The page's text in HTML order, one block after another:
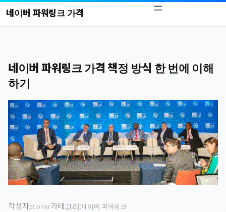
콘
바
로
가
기
네이버 파워링크 가격
네이버 파워링크 가격 책정 방식 한 번에 이해
하기
작성자ationkr카테고리:네이버 파워링크